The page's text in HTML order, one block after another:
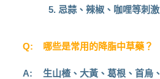
忌蒜、辣椒、咖哩等刺
Q: 哪些是常用的降脂中草藥？
A:
生山楂、大黃、葛根、首烏